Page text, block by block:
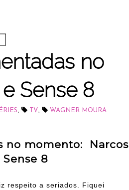
no
Sense 8
TV, WAGNER MOURA
no momento: Narcos
8
respeito a seriados. Fiquei